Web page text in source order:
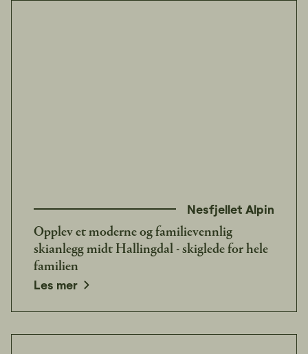
Nesfjellet Alpin
Opplev et moderne og familievennlig
skianlegg midt Hallingdal - skiglede for hele
familien
Les mer